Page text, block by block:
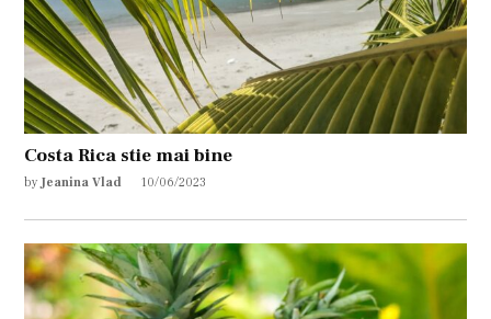
Costa Rica stie mai bine
by Jeanina Vlad 10/06/2023